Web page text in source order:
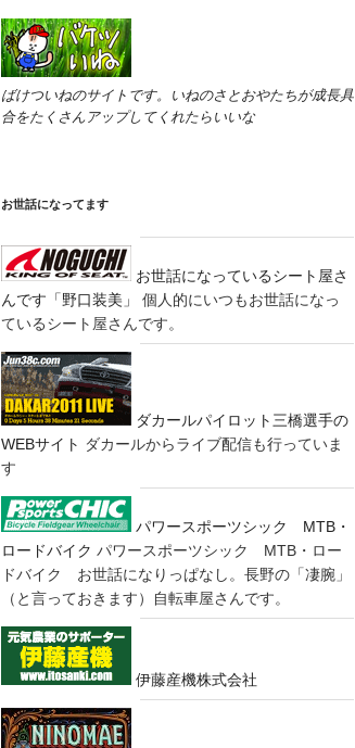
ばけついねのサイトです。いねのさとおやたちが成長具
合をたくさんアップしてくれたらいいな
お世話になってます
お世話になっているシート屋さ
んです「野口装美」
個人的にいつもお世話になっ
ているシート屋さんです。
ダカールパイロット三橋選手の
WEBサイト ダカールからライブ配信も行っていま
す
パワースポーツシック MTB・
ロードバイク パワースポーツシック MTB・ロー
ドバイク お世話になりっぱなし。長野の「凄腕」
（と言っておきます）自転車屋さんです。
伊藤産機株式会社